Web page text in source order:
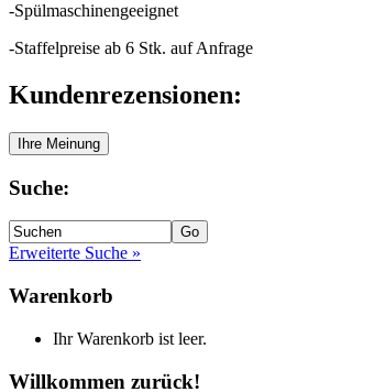
-Spülmaschinengeeignet
-Staffelpreise ab 6 Stk. auf Anfrage
Kundenrezensionen:
Suche:
Erweiterte Suche »
Warenkorb
Ihr Warenkorb ist leer.
Willkommen zurück!